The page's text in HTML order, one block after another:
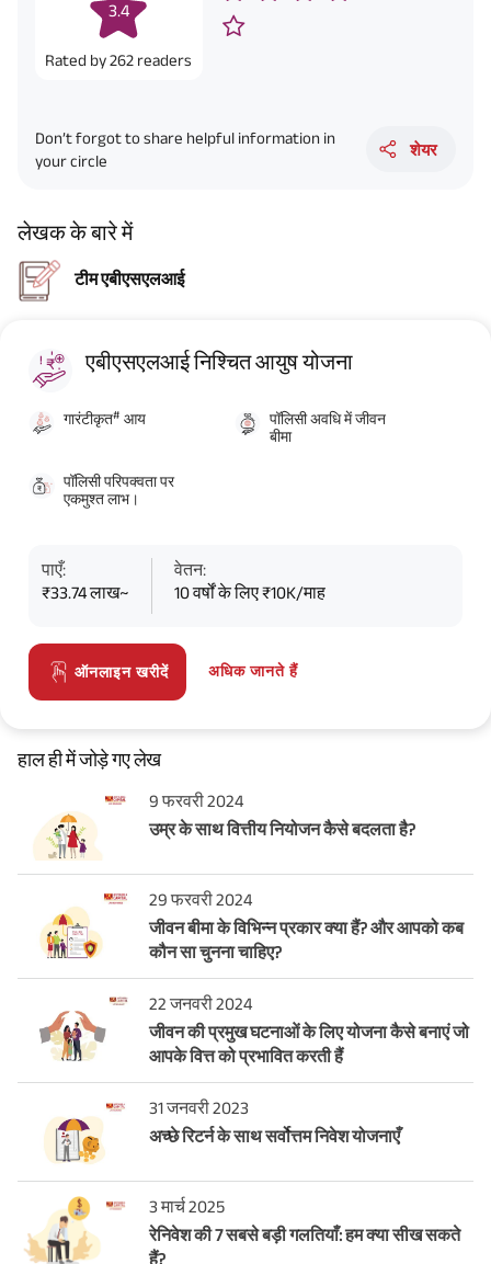
3.4
Rated by262 readers
Don’t forgot to share helpful information in
your circle
शेयर
लेखक के बारे में
टीम एबीएसएलआई
एबीएसएलआई निश्चित आयुष योजना
गारंटीकृत# आय
पॉलिसी अवधि में जीवन
बीमा
पॉलिसी परिपक्वता पर
एकमुश्त लाभ।
पाएँ:
₹33.74 लाख~
वेतन:
10 वर्षों के लिए ₹10K/माह
ऑनलाइन खरीदें अधिक जानते हैं
हाल ही में जोड़े गए लेख
9 फरवरी 2024
उम्र के साथ वित्तीय नियोजन कैसे बदलता है?
29 फरवरी 2024
जीवन बीमा के विभिन्न प्रकार क्या हैं? और आपको कब
कौन सा चुनना चाहिए?
22 जनवरी 2024
जीवन की प्रमुख घटनाओं के लिए योजना कैसे बनाएं जो
आपके वित्त को प्रभावित करती हैं
31 जनवरी 2023
अच्छे रिटर्न के साथ सर्वोत्तम निवेश योजनाएँ
3 मार्च 2025
रेनिवेश की 7 सबसे बड़ी गलतियाँ: हम क्या सीख सकते
हैं?